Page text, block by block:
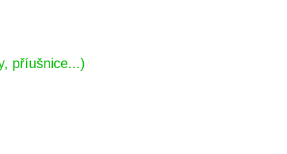
příušnice...)